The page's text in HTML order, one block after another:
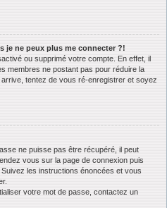
je ne peux plus me connecter ?!
ou supprimé votre compte. En effet, il
membres ne postant pas pour réduire la
tentez de vous ré-enregistrer et soyez
ne puisse pas être récupéré, il peut
vous sur la page de connexion puis
. Suivez les instructions énoncées et vous
votre mot de passe, contactez un